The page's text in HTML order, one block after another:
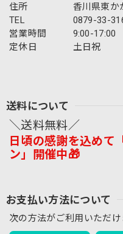
住所
香川県東か
TEL
0879-33-
営業時間
9:00-17:00
定休日
土日祝
送料について
＼送料無料／
日頃の感謝を込めて
ン」開催中🎁
お支払い方法について
次の方法がご利用いただけ